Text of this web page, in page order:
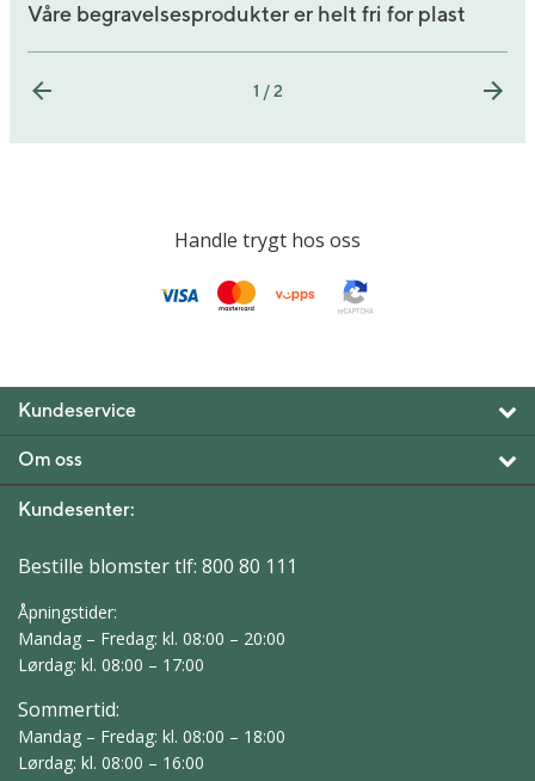
Våre begravelsesprodukter er helt fri for plast
1 / 2
Handle trygt hos oss
Kundeservice
Om oss
Kundesenter:
Bestille blomster tlf: 800 80 111
Åpningstider:
Mandag – Fredag: kl. 08:00 – 20:00
Lørdag: kl. 08:00 – 17:00
Sommertid:
Mandag – Fredag: kl. 08:00 – 18:00
Lørdag: kl. 08:00 – 16:00